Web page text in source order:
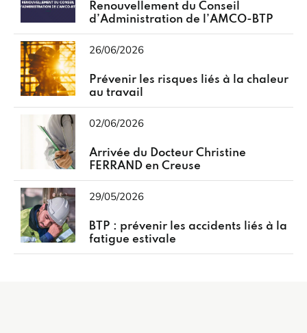
Renouvellement du Conseil
d’Administration de l’AMCO-BTP
26/06/2026
Prévenir les risques liés à la chaleur
au travail
02/06/2026
Arrivée du Docteur Christine
FERRAND en Creuse
29/05/2026
BTP : prévenir les accidents liés à la
fatigue estivale